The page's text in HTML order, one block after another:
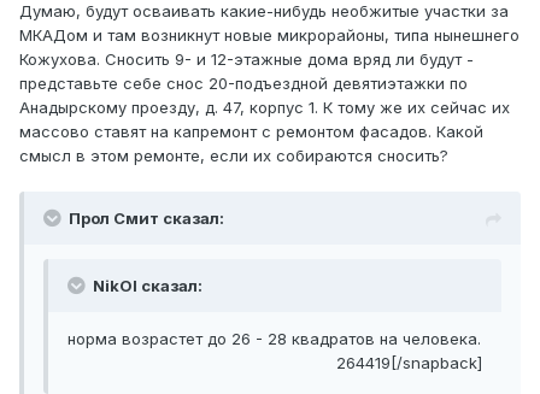
Думаю, будут осваивать какие-нибудь необжитые участки за
МКАДом и там возникнут новые микрорайоны, типа нынешнего
Кожухова. Сносить 9- и 12-этажные дома вряд ли будут -
представьте себе снос 20-подъездной девятиэтажки по
Анадырскому проезду, д. 47, корпус 1. К тому же их сейчас их
массово ставят на капремонт с ремонтом фасадов. Какой
смысл в этом ремонте, если их собираются сносить?
Прол Смит сказал:
NikOl сказал:
норма возрастет до 26 - 28 квадратов на человека.
264419[/snapback]